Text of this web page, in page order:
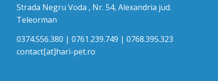
Strada Negru Voda , Nr. 54, Alexandria jud.
Teleorman
0374.556.380 | 0761.239.749 | 0768.395.323
contact[at]hari-pet.ro